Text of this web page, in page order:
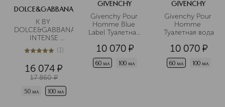
DOLCE&GABBANA
K BY
DOLCE&GABBANA
INTENSE
Парфюмерная
вода
5из 51 (1)
16 074 ¤
17 860 ¤
50 мл 100 мл
GIVENCHY
Givenchy Pour
Homme Blue
Label Туалетная
10 070 ¤
60 мл 100 мл
GIVENCHY
Givenchy Pour
Homme
Туалетная вода
10 070 ¤
60 мл 100 мл